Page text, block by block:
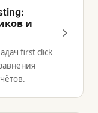
и
first click